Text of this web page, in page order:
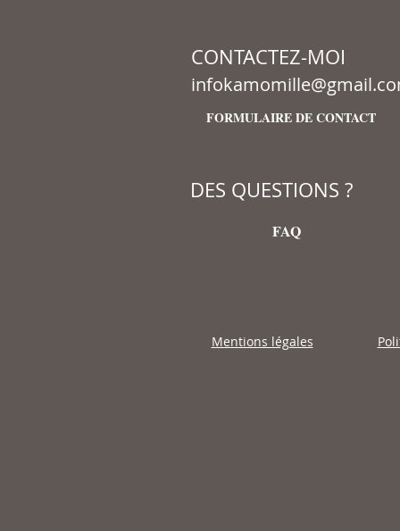
CONTACTEZ-MOI
FORMULAIRE DE CONTACT
DES QUESTIONS ?
FAQ
Mentions légales